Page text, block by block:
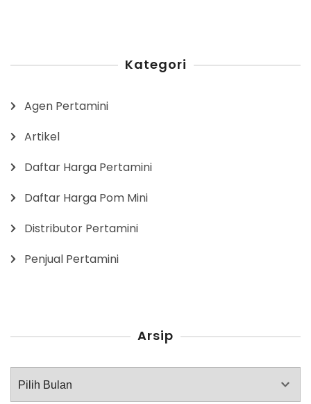
Kategori
Agen Pertamini
Artikel
Daftar Harga Pertamini
Daftar Harga Pom Mini
Distributor Pertamini
Penjual Pertamini
Arsip
Arsip